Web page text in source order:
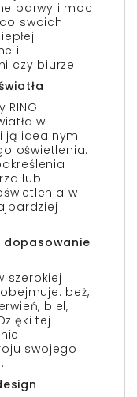
barwy i moc
swoich
i
czy biurze.
w
ją idealnym
oświetlenia.
lub
w
szerokiej
beż,
biel,
tej
swojego